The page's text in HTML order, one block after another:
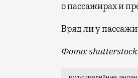
о пассажирах и
Вряд ли у
Фото:
Как выяснил